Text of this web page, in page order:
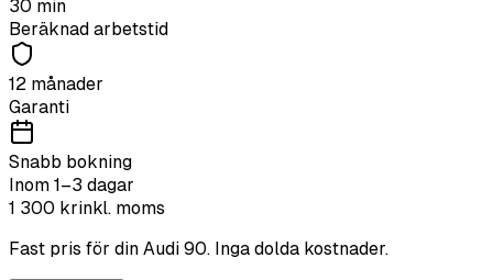
30 min
Beräknad arbetstid
12 månader
Garanti
Snabb bokning
Inom 1–3 dagar
1 300 krinkl. moms
Fast pris för din Audi 90. Inga dolda kostnader.